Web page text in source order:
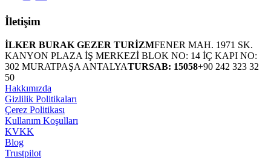
İletişim
İLKER BURAK GEZER TURİZMFENER MAH. 1971 SK.
KANYON PLAZA İŞ MERKEZİ BLOK NO: 14 İÇ KAPI NO:
302 MURATPAŞA ANTALYATURSAB: 15058+90 242 323 32
50
Hakkımızda
Gizlilik Politikaları
Çerez Politikası
Kullanım Koşulları
KVKK
Blog
Trustpilot